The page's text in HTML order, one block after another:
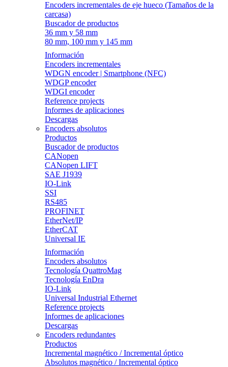
Encoders incrementales de eje hueco (Tamaños de la
carcasa)
Buscador de productos
36 mm y 58 mm
80 mm, 100 mm y 145 mm
Información
Encoders incrementales
WDGN encoder | Smartphone (NFC)
WDGP encoder
WDGI encoder
Reference projects
Informes de aplicaciones
Descargas
Encoders absolutos
Productos
Buscador de productos
CANopen
CANopen LIFT
SAE J1939
IO-Link
SSI
RS485
PROFINET
EtherNet/IP
EtherCAT
Universal IE
Información
Encoders absolutos
Tecnología QuattroMag
Tecnología EnDra
IO-Link
Universal Industrial Ethernet
Reference projects
Informes de aplicaciones
Descargas
Encoders redundantes
Productos
Incremental magnético / Incremental óptico
Absolutos magnético / Incremental óptico